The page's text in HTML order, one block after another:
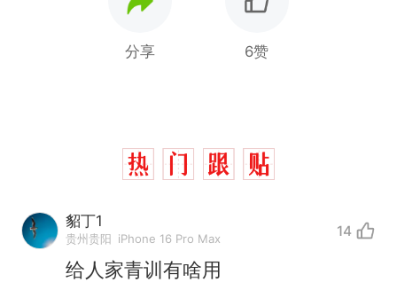
分享 6赞
貂丁1
贵州贵阳 iPhone 16 Pro Max 14
给人家青训有啥用